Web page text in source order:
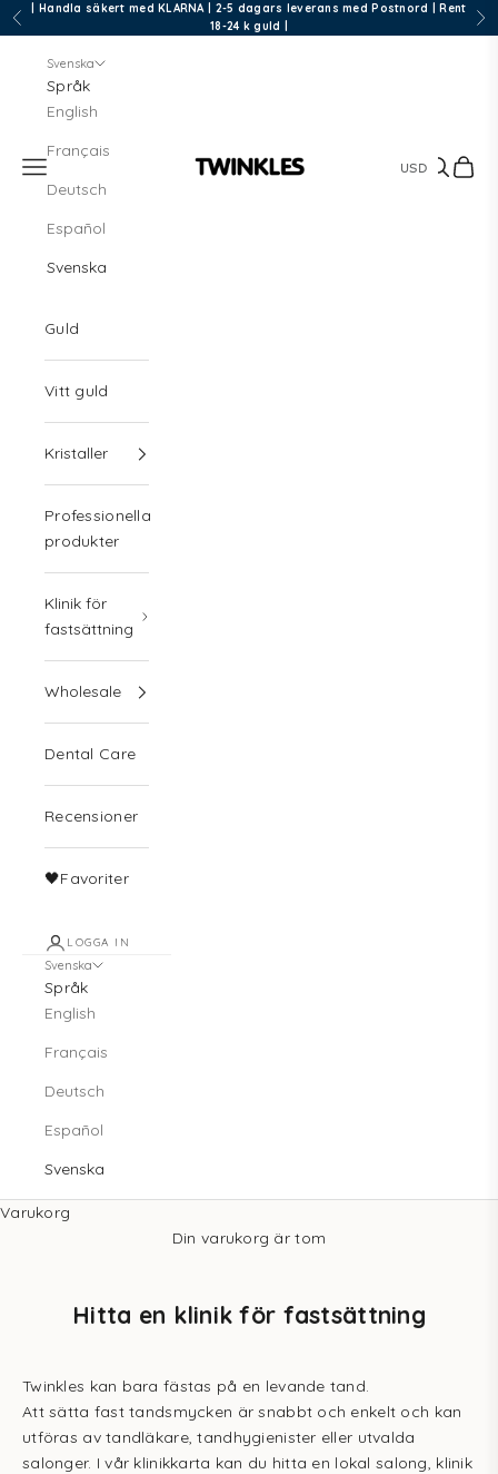
Hoppa till innehållet
Föregående
| Handla säkert med KLARNA | 2-5 dagars leverans med Postnord | Rent
18-24 k guld |
Twinkles Dental Jewelry
Meny
Svenska
Språk
English
Français
Deutsch
Español
Svenska
Sök
Guld
Vitt guld
Kristaller
Professionella
produkter
Klinik för
fastsättning
Wholesale
Dental Care
Recensioner
🖤Favoriter
LOGGA IN
Svenska
Språk
English
Français
Deutsch
Español
Svenska
Varukorg
Din varukorg är tom
Hitta en klinik för fastsättning
Twinkles kan bara fästas på en levande tand.
Att sätta fast tandsmycken är snabbt och enkelt och kan
utföras av tandläkare, tandhygienister eller utvalda
salonger. I vår klinikkarta kan du hitta en lokal salong, klinik